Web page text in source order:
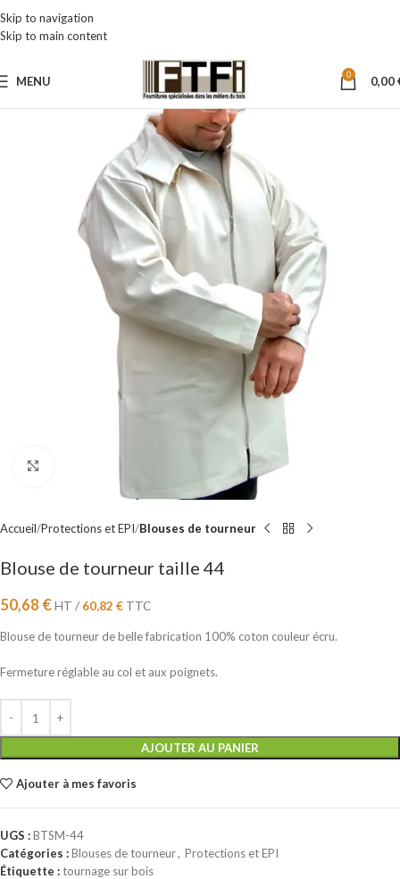
Skip to navigation
Skip to main content
MENU 0 0,00
Accueil Protections et EPI Blouses de tourneur
Blouse de tourneur taille 44
50,68€HT / 60,82 € TTC
Blouse de tourneur de belle fabrication 100% coton couleur écru.
Fermeture réglable au col et aux poignets.
AJOUTER AU PANIER
Ajouter à mes favoris
UGS :BTSM-44
Catégories :Blouses de tourneur, Protections et EPI
Étiquette :tournage sur bois